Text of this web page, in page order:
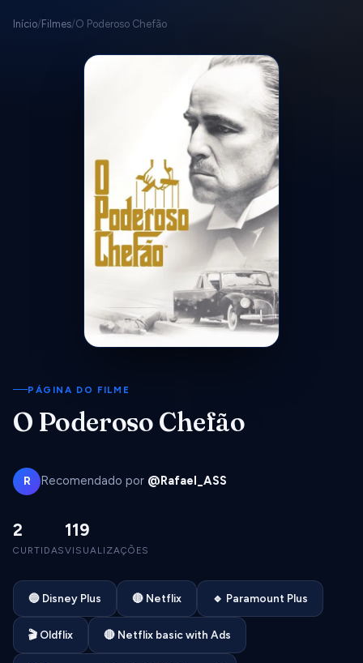
Início/Filmes/O Poderoso Chefão
PÁGINA DO FILME
O Poderoso Chefão
R Recomendado por @Rafael_ASS
2
CURTIDAS
119
VISUALIZAÇÕES
🔵 Disney Plus 🔴 Netflix 🔹 Paramount Plus
🎬 Oldflix 🔴 Netflix basic with Ads